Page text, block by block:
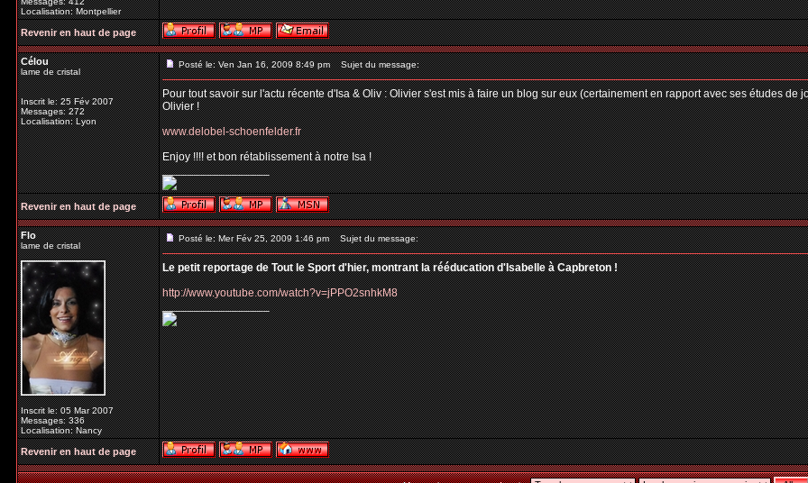
Localisation: Montpellier
Revenir en haut de page
Célou
lame de cristal
Inscrit le: 25 Fév 2007
Messages: 272
Localisation: Lyon
Posté le: Ven Jan 16, 2009 8:49 pm Sujet du message:
Pour tout savoir sur l'actu récente d'Isa & Oliv : Olivier s'est mis à faire un blog sur eux (certainement en rapport avec ses études
Olivier !
www.delobel-schoenfelder.fr
Enjoy !!!! et bon rétablissement à notre Isa !
_________________
Revenir en haut de page
Flo
lame de cristal
Inscrit le: 05 Mar 2007
Messages: 336
Localisation: Nancy
Posté le: Mer Fév 25, 2009 1:46 pm Sujet du message:
Le petit reportage de Tout le Sport d'hier, montrant la rééducation d'Isabelle à Capbreton !
http://www.youtube.com/watch?v=jPPO2snhkM8
_________________
Revenir en haut de page